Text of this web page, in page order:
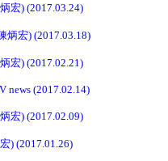
宏) (2017.03.24)
炳宏) (2017.03.18)
宏) (2017.02.21)
news (2017.02.14)
宏) (2017.02.09)
) (2017.01.26)